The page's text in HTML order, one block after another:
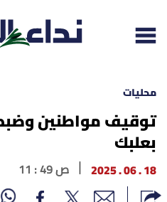
إقرأ الجريدة
لبنان
محليات
توقيف مواطنين
بعلبك
18 . 06 . 2025 11 : 49 ص